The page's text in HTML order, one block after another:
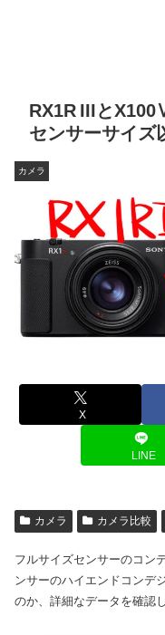
RX1R IIIと
センサーサイズ
カメラ
X
LINE
カメラ カメラ比較
フルサイズセンサーのコン
ンサーのハイエンドコンデ
のか、詳細なデータを確認